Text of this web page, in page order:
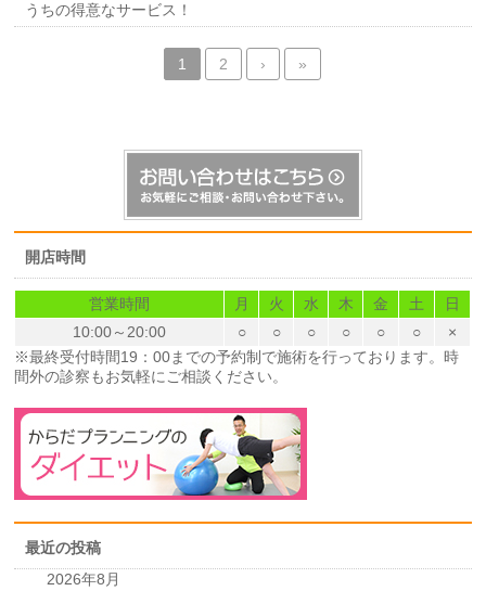
うちの得意なサービス！
1 2 › »
開店時間
営業時間 月 火 水 木 金 土
日
10:00～20:00
○ ○ ○ ○ ○ ○
×
※最終受付時間19：00までの予約制で施術を行っております。時
間外の診察もお気軽にご相談ください。
最近の投稿
2026年8月